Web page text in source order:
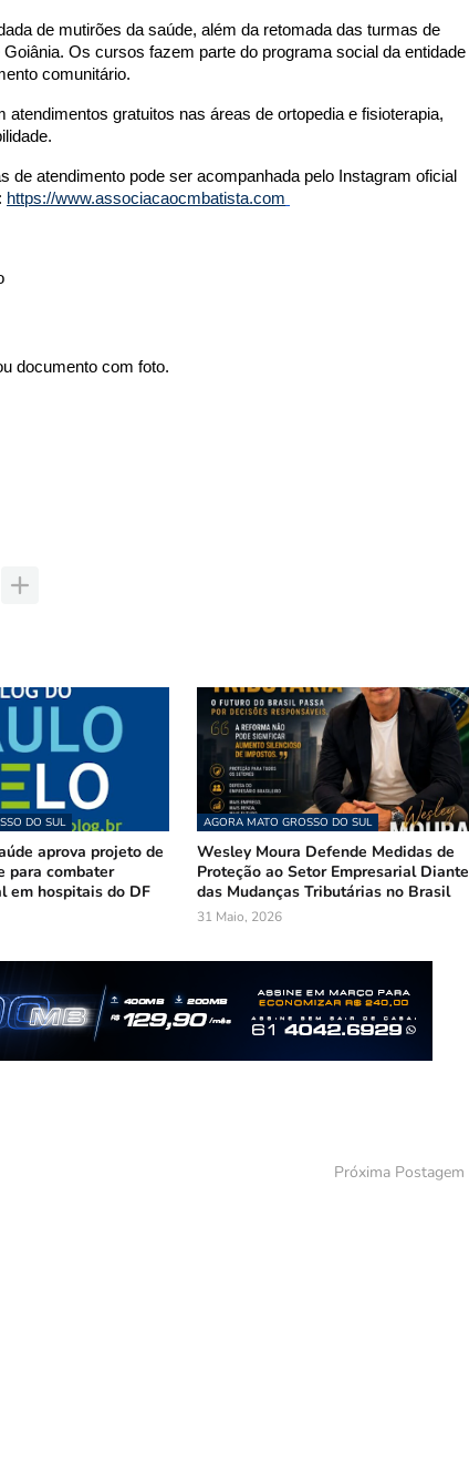
de mutirões da saúde, além da retomada das turmas de
Os cursos fazem parte do programa social da entidade
comunitário.
gratuitos nas áreas de ortopedia e fisioterapia,
atendimento pode ser acompanhada pelo Instagram oficial
https://www.associacaocmbatista.com
documento com foto.
DO SUL
aprova projeto de
para combater
em hospitais do DF
AGORA MATO GROSSO DO SUL
Wesley Moura Defende Medidas de
Proteção ao Setor Empresarial Diante
das Mudanças Tributárias no Brasil
31 Maio, 2026
Próxima Postagem